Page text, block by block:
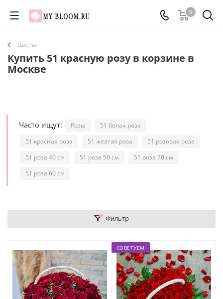
0
Цветы
Купить 51 красную розу в корзине в
Москве
Часто ищут: Розы
51 белая роза
51 красная роза
51 желтая роза
51 розовая роза
51 роза 40 см
51 роза 50 см
51 роза 70 см
51 роза 60 см
Фильтр
СОВЕТУЕМ